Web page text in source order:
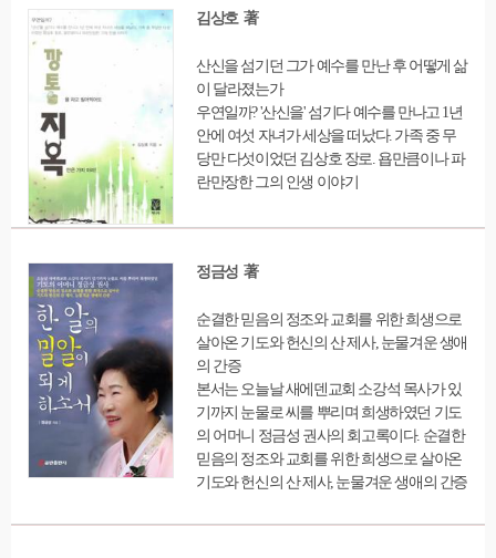
김상호 著
산신을 섬기던 그가 예수를 만난 후 어떻게 삶
이 달라졌는가
우연일까? '산신을' 섬기다 예수를 만나고 1년
안에 여섯 자녀가 세상을 떠났다. 가족 중 무
당만 다섯이었던 김상호 장로. 욥만큼이나 파
란만장한 그의 인생 이야기
정금성 著
순결한 믿음의 정조와 교회를 위한 희생으로
살아온 기도와 헌신의 산 제사, 눈물겨운 생애
의 간증
본서는 오늘날 새에덴교회 소강석 목사가 있
기까지 눈물로 씨를 뿌리며 희생하였던 기도
의 어머니 정금성 권사의 회고록이다. 순결한
믿음의 정조와 교회를 위한 희생으로 살아온
기도와 헌신의 산 제사, 눈물겨운 생애의 간증
의 밀알이 썩어 열매를 맺음과 같은 삶을 한